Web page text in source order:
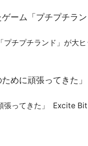
ーム「プチプチラ
プチプチランド」が大
めに頑張ってきた
張ってきた」 Excite